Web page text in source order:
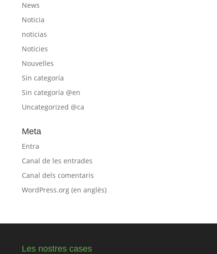
News
Noticia
noticias
Noticies
Nouvelles
Sin categoría
Sin categoría @en
Uncategorized @ca
Meta
Entra
Canal de les entrades
Canal dels comentaris
WordPress.org (en anglès)
Les nostres cases